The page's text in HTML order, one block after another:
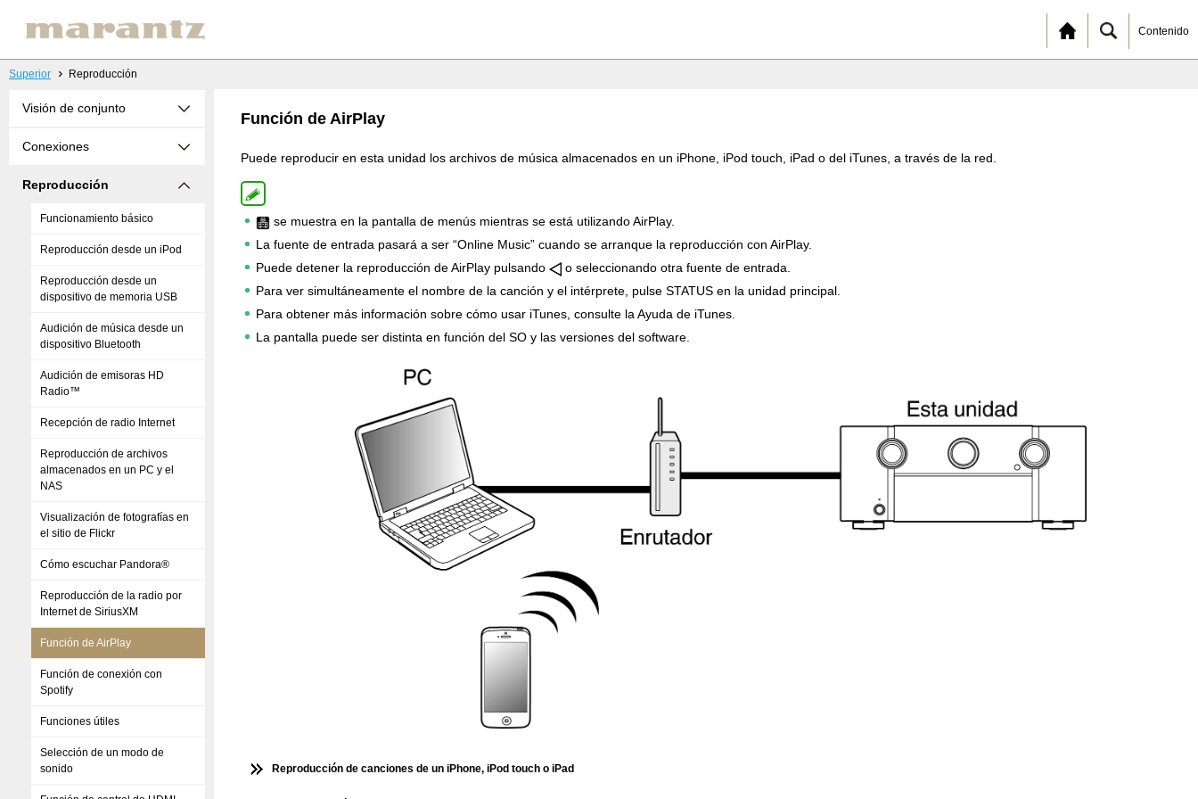
Contenido
Superior Reproducción
Visión de conjunto
Conexiones
Reproducción
Funcionamiento básico
Reproducción desde un iPod
Reproducción desde un
dispositivo de memoria USB
Audición de música desde un
dispositivo Bluetooth
Audición de emisoras HD
Radio™
Recepción de radio Internet
Reproducción de archivos
almacenados en un PC y el
NAS
Visualización de fotografías en
el sitio de Flickr
Cómo escuchar Pandora®
Reproducción de la radio por
Internet de SiriusXM
Función de AirPlay
Función de conexión con
Spotify
Funciones útiles
Selección de un modo de
sonido
Función de AirPlay
Puede reproducir en esta unidad los archivos de música almacenados en un iPhone, iPod touch, iPad o del iTunes, a través de la red.
se muestra en la pantalla de menús mientras se está utilizando AirPlay.
La fuente de entrada pasará a ser “Online Music” cuando se arranque la reproducción con AirPlay.
Puede detener la reproducción de AirPlay pulsando
o seleccionando otra fuente de entrada.
Para ver simultáneamente el nombre de la canción y el intérprete, pulse STATUS en la unidad principal.
Para obtener más información sobre cómo usar iTunes, consulte la Ayuda de iTunes.
La pantalla puede ser distinta en función del SO y las versiones del software.
Reproducción de canciones de un iPhone, iPod touch o iPad